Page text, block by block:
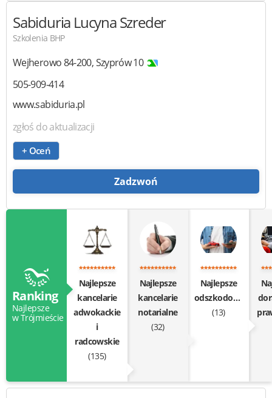
Sabiduria Lucyna Szreder
Szkolenia BHP
Wejherowo84-200,Szyprów 10
505-909-414
www.sabiduria.pl
zgłoś do aktualizacji
+ Oceń
Zadzwoń
Ranking
Najlepsze
w Trójmieście
Najlepsze
kancelarie
adwokackie
i
radcowskie
(135)
Najlepsze
kancelarie
notarialne
(32)
Najlepsze
odszkodowania
(13)